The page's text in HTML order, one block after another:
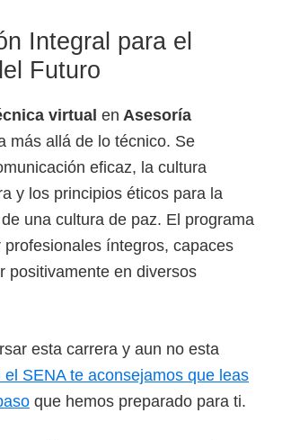
Integral para el
Futuro
virtual en Asesoría
más allá de lo técnico. Se
eficaz, la cultura
y los principios éticos para la
una cultura de paz. El programa
profesionales íntegros, capaces
positivamente en diversos
esta carrera y aun no esta
el SENA te aconsejamos que leas
que hemos preparado para ti.